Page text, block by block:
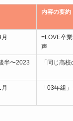
内容の要約
=LOVE卒
声
半〜2023
「同じ高
「03年組